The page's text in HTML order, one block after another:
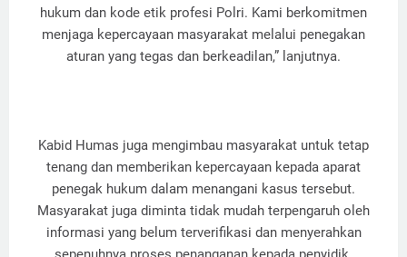
hukum dan kode etik profesi Polri. Kami berkomitmen
menjaga kepercayaan masyarakat melalui penegakan
aturan yang tegas dan berkeadilan,” lanjutnya.
Kabid Humas juga mengimbau masyarakat untuk tetap
tenang dan memberikan kepercayaan kepada aparat
penegak hukum dalam menangani kasus tersebut.
Masyarakat juga diminta tidak mudah terpengaruh oleh
informasi yang belum terverifikasi dan menyerahkan